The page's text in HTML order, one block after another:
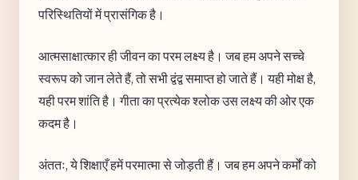
परिस्थितियों में प्रासंगिक है।
आत्मसाक्षात्कार ही जीवन का परम लक्ष्य है। जब हम अपने सच्चे
स्वरूप को जान लेते हैं, तो सभी द्वंद्व समाप्त हो जाते हैं। यही मोक्ष है,
यही परम शांति है। गीता का प्रत्येक श्लोक उस लक्ष्य की ओर एक
कदम है।
अंततः, ये शिक्षाएँ हमें परमात्मा से जोड़ती हैं। जब हम अपने कर्मों को